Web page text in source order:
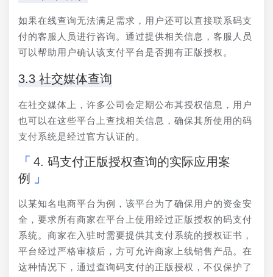
如果在线查询无法满足需求，用户还可以直接联系码支
付的客服人员进行咨询。通过提供相关信息，客服人员
可以帮助用户确认该支付平台是否拥有正版授权。
3.3 社交媒体查询
在社交媒体上，许多公司会定期公布其授权信息，用户
也可以在这些平台上查找相关信息，确保其所使用的码
支付系统是经过官方认证的。
4. 码支付正版授权查询的实际应用案
例
以某知名电商平台为例，该平台为了确保用户的资金安
全，要求所有商家在平台上使用经过正版授权的码支付
系统。商家在入驻时需要提供其支付系统的授权证书，
平台经过严格审核后，方可允许商家上线销售产品。在
这种情况下，通过查询码支付的正版授权，不仅保护了